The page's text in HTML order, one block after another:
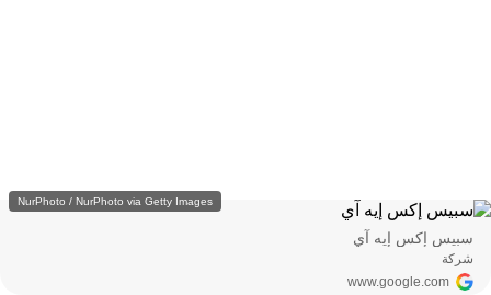
NurPhoto / NurPhoto via Getty Images
سبيس إكس إيه آي
شركة
www.google.com